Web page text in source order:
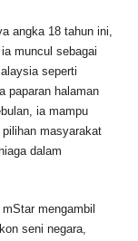
angka 18 tahun ini,
muncul sebagai
seperti
paparan halaman
ia mampu
masyarakat
dalam
mengambil
seni negara,